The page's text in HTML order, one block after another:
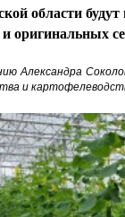
области
оригинальных
Александра
и